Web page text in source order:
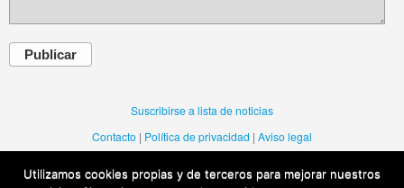
Publicar
Suscribirse a lista de noticias
Contacto | Política de privacidad | Aviso legal
Utilizamos cookies propias y de terceros para mejorar nuestros